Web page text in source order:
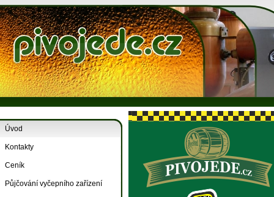
Úvod
Kontakty
Ceník
Půjčování vyčepního zařízení